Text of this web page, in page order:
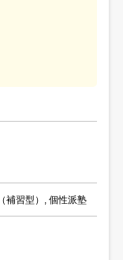
補習型）, 個性派塾